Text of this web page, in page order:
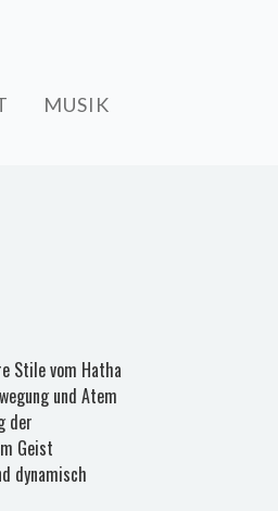
MUSIK
Stile vom Hatha
und Atem
der
Geist
dynamisch